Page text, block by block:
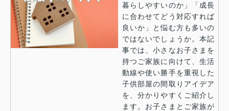
暮らしやすいのか」「成長
に合わせてどう対応すれば
良いか」と悩む方も多いの
ではないでしょうか。本記
事では、小さなお子さまを
持つご家族に向けて、生活
動線や使い勝手を重視した
子供部屋の間取りアイデア
を、分かりやすくご紹介し
ます。お子さまとご家族が